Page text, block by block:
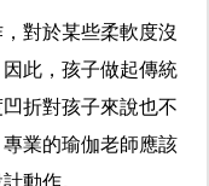
對於某些柔軟度沒
此，孩子做起傳統
折對孩子來說也不
業的瑜伽老師應該